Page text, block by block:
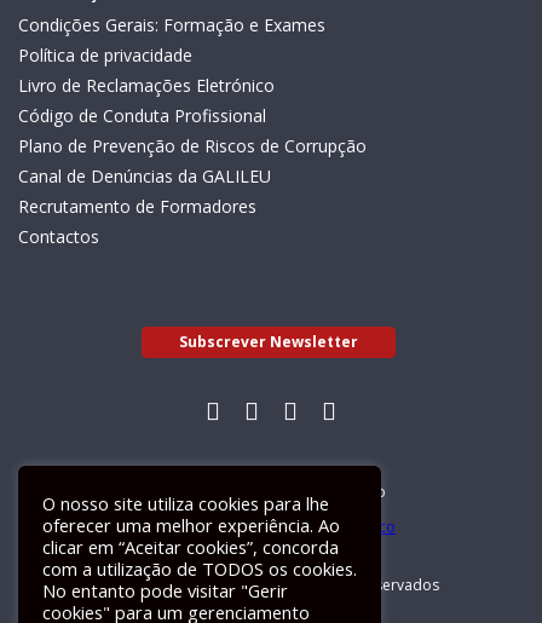
Condições Gerais: Formação e Exames
Política de privacidade
Livro de Reclamações Eletrónico
Código de Conduta Profissional
Plano de Prevenção de Riscos de Corrupção
Canal de Denúncias da GALILEU
Recrutamento de Formadores
Contactos
Subscrever Newsletter
Livro de Reclamações Electrónico
GALILEU 2026 © Todos os direitos reservados
O nosso site utiliza cookies para lhe
oferecer uma melhor experiência. Ao
clicar em “Aceitar cookies”, concorda
com a utilização de TODOS os cookies.
No entanto pode visitar "Gerir
cookies" para um gerenciamento